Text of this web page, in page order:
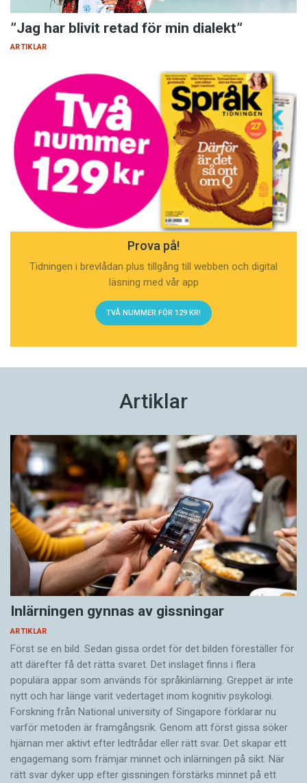
”Jag har blivit retad för min dialekt”
ARTIKLAR
Prova på!
Tidningen i brevlådan plus tillgång till webben och digital
läsning med vår app
TVÅ NUMMER FÖR 129 KR!
Artiklar
Inlärningen gynnas av gissningar
ARTIKLAR
Först se en bild. Sedan gissa ordet för det bilden föreställer för
att därefter få det rätta svaret. Det inslaget finns i flera
populära appar som används för språkinlärning. Greppet är inte
nytt och har länge varit vedertaget inom kognitiv psykologi.
Forskning från National university of Singa­pore förklarar nu
varför metoden är framgångsrik. Genom att först gissa ­söker
hjärnan mer aktivt ­efter ledtrådar eller rätt svar. Det skapar ett
engagemang som främjar minnet och inlärningen på sikt. När
rätt svar dyker upp efter gissningen förstärks minnet på ett